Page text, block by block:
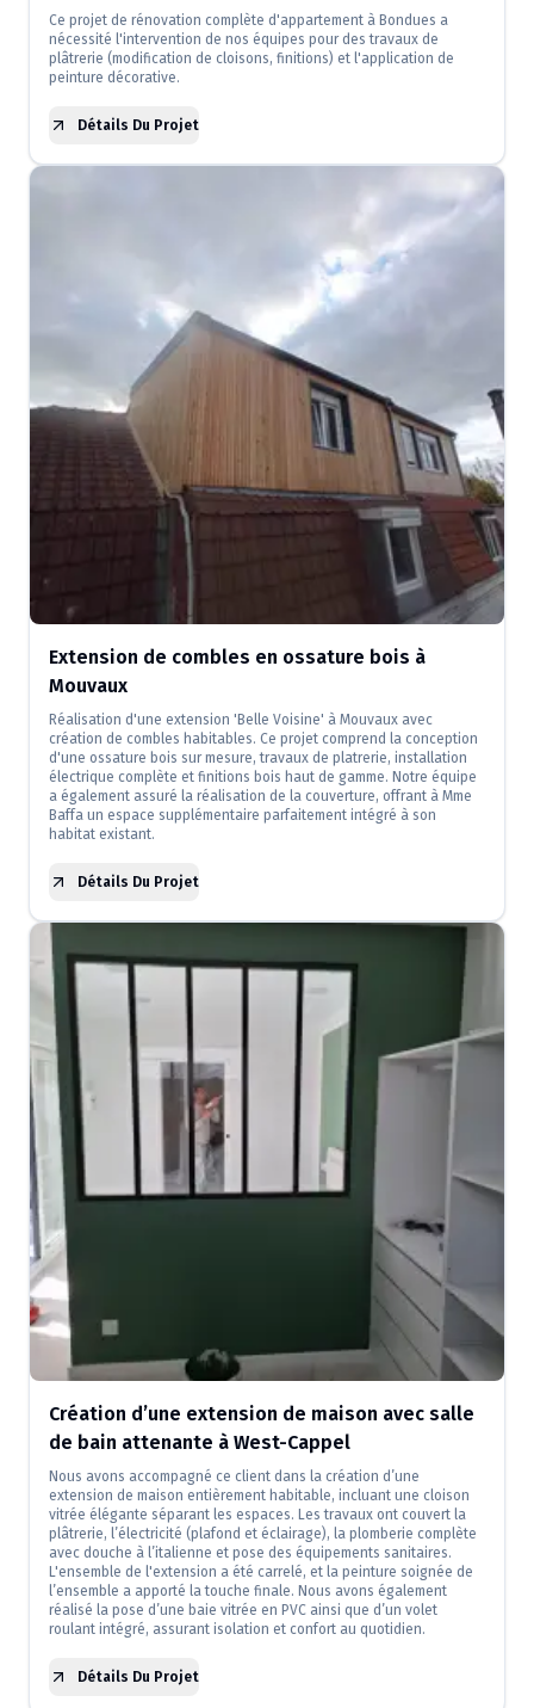
Ce projet de rénovation complète d'appartement à Bondues a
nécessité l'intervention de nos équipes pour des travaux de
plâtrerie (modification de cloisons, finitions) et l'application de
peinture décorative.
Détails Du Projet
Extension de combles en ossature bois à
Mouvaux
Réalisation d'une extension 'Belle Voisine' à Mouvaux avec
création de combles habitables. Ce projet comprend la conception
d'une ossature bois sur mesure, travaux de platrerie, installation
électrique complète et finitions bois haut de gamme. Notre équipe
a également assuré la réalisation de la couverture, offrant à Mme
Baffa un espace supplémentaire parfaitement intégré à son
habitat existant.
Détails Du Projet
Création d’une extension de maison avec salle
de bain attenante à West-Cappel
Nous avons accompagné ce client dans la création d’une
extension de maison entièrement habitable, incluant une cloison
vitrée élégante séparant les espaces. Les travaux ont couvert la
plâtrerie, l’électricité (plafond et éclairage), la plomberie complète
avec douche à l’italienne et pose des équipements sanitaires.
L'ensemble de l'extension a été carrelé, et la peinture soignée de
l’ensemble a apporté la touche finale. Nous avons également
réalisé la pose d’une baie vitrée en PVC ainsi que d’un volet
roulant intégré, assurant isolation et confort au quotidien.
Détails Du Projet